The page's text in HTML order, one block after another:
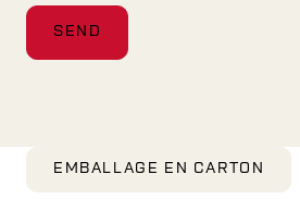
EMBALLAGE EN CARTON